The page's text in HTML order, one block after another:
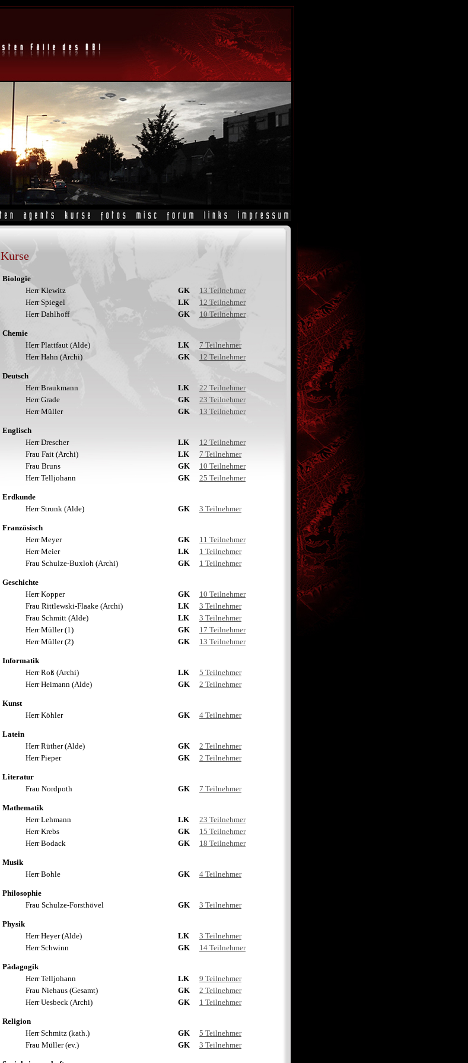
Kurse
Biologie
Herr Klewitz
GK
13 Teilnehmer
Herr Spiegel
LK
12 Teilnehmer
Herr Dahlhoff
GK 10 Teilnehmer
Chemie
Herr Plattfaut (Alde)
LK
7 Teilnehmer
Herr Hahn (Archi)
GK 12 Teilnehmer
Deutsch
Herr Braukmann
LK
22 Teilnehmer
Herr Grade
GK
23 Teilnehmer
Herr Müller
GK 13 Teilnehmer
Englisch
Herr Drescher
LK
12 Teilnehmer
Frau Fait (Archi)
LK
7 Teilnehmer
Frau Bruns
GK
10 Teilnehmer
Herr Telljohann
GK 25 Teilnehmer
Erdkunde
Herr Strunk (Alde)
GK 3 Teilnehmer
Französisch
Herr Meyer
GK
11 Teilnehmer
Herr Meier
LK
1 Teilnehmer
Frau Schulze-Buxloh (Archi)
GK 1 Teilnehmer
Geschichte
Herr Kopper
GK
10 Teilnehmer
Frau Rittlewski-Flaake (Archi)
LK
3 Teilnehmer
Frau Schmitt (Alde)
LK
3 Teilnehmer
Herr Müller (1)
GK
17 Teilnehmer
Herr Müller (2)
GK 13 Teilnehmer
Informatik
Herr Roß (Archi)
LK
5 Teilnehmer
Herr Heimann (Alde)
GK 2 Teilnehmer
Kunst
Herr Köhler
GK 4 Teilnehmer
Latein
Herr Rüther (Alde)
GK
2 Teilnehmer
Herr Pieper
GK 2 Teilnehmer
Literatur
Frau Nordpoth
GK 7 Teilnehmer
Mathematik
Herr Lehmann
LK
23 Teilnehmer
Herr Krebs
GK
15 Teilnehmer
Herr Bodack
GK 18 Teilnehmer
Musik
Herr Bohle
GK 4 Teilnehmer
Philosophie
Frau Schulze-Forsthövel
GK 3 Teilnehmer
Physik
Herr Heyer (Alde)
LK
3 Teilnehmer
Herr Schwinn
GK 14 Teilnehmer
Pädagogik
Herr Telljohann
LK
9 Teilnehmer
Frau Niehaus (Gesamt)
GK
2 Teilnehmer
Herr Uesbeck (Archi)
GK 1 Teilnehmer
Religion
Herr Schmitz (kath.)
GK
5 Teilnehmer
Frau Müller (ev.)
GK 3 Teilnehmer